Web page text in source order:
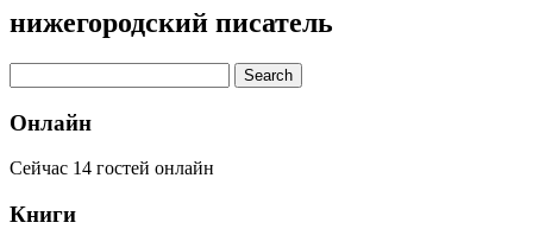
нижегородский писатель
Онлайн
Сейчас 14 гостей онлайн
Книги